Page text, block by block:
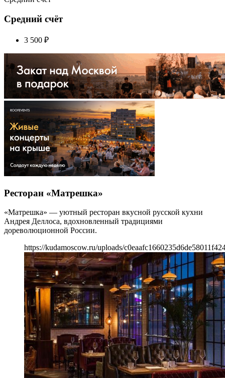
Средний счёт
3 500 ₽
Ресторан «Матрешка»
«Матрешка» — уютный ресторан вкусной русской кухни
Андрея Деллоса, вдохновленный традициями
дореволюционной России.
https://kudamoscow.ru/uploads/